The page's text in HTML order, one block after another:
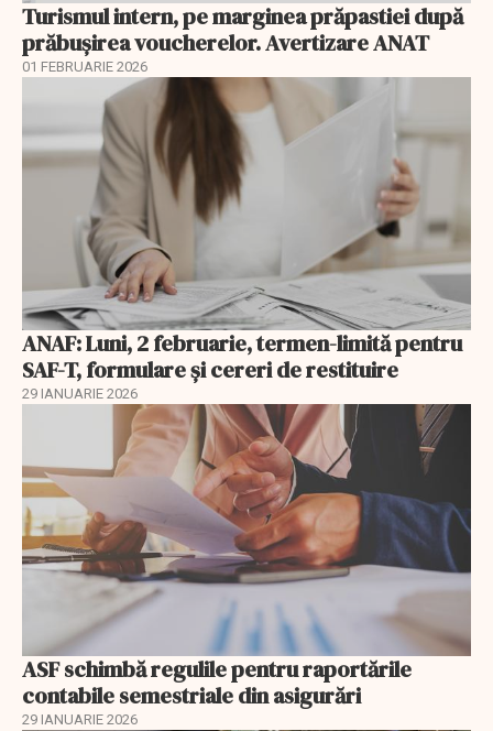
Turismul intern, pe marginea prăpastiei după
prăbușirea voucherelor. Avertizare ANAT
01 FEBRUARIE 2026
ANAF: Luni, 2 februarie, termen-limită pentru
SAF-T, formulare și cereri de restituire
29 IANUARIE 2026
ASF schimbă regulile pentru raportările
contabile semestriale din asigurări
29 IANUARIE 2026